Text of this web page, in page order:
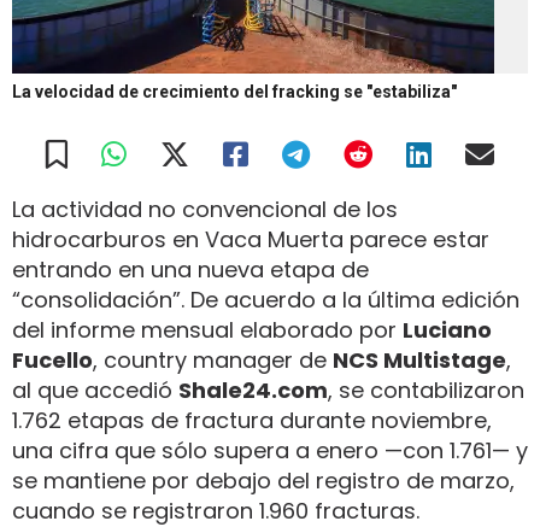
La velocidad de crecimiento del fracking se "estabiliza"
La actividad no convencional de los
hidrocarburos en Vaca Muerta parece estar
entrando en una nueva etapa de
“consolidación”. De acuerdo a la última edición
del informe mensual elaborado por Luciano
Fucello, country manager de NCS Multistage,
al que accedió Shale24.com, se contabilizaron
1.762 etapas de fractura durante noviembre,
una cifra que sólo supera a enero —con 1.761— y
se mantiene por debajo del registro de marzo,
cuando se registraron 1.960 fracturas.